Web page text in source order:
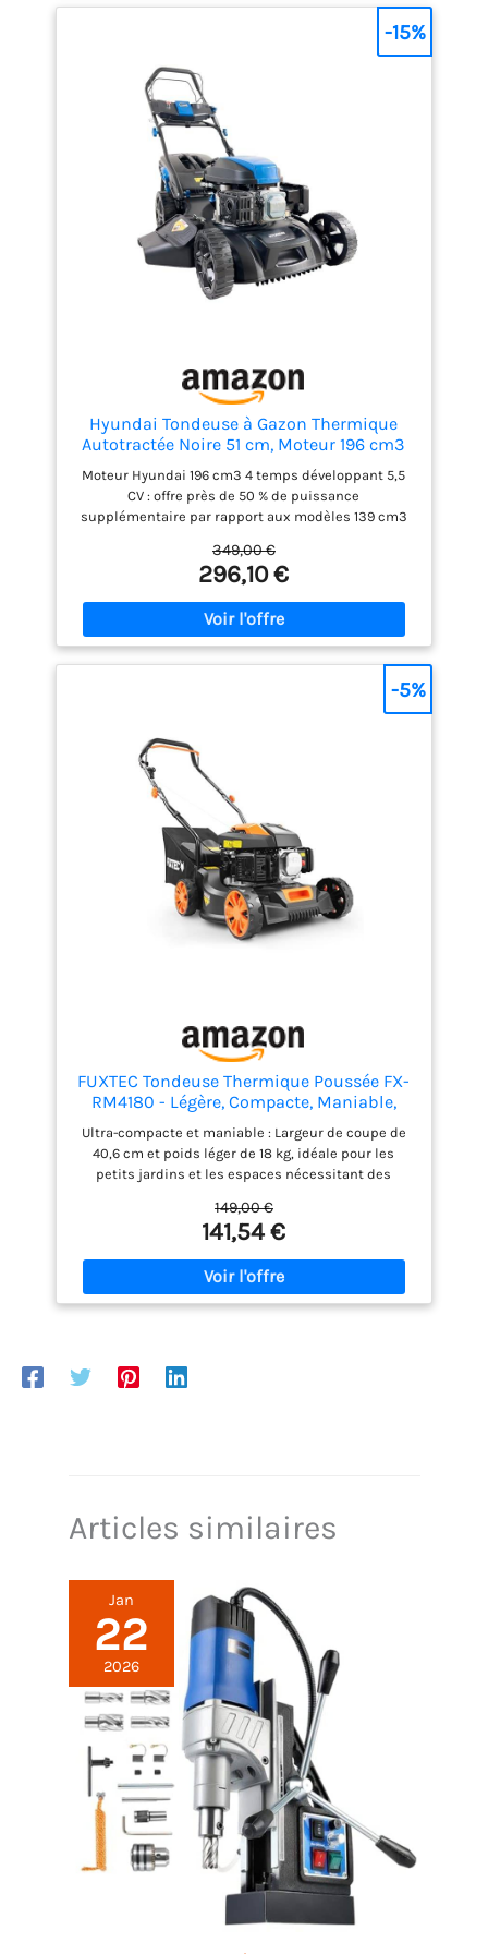
ramassage dans le bac, l'éjection arrière ou
l'éjection latérale selon les conditions de tonte
Carter de coupe en acier robuste de 43 cm : conçu
pour offrir une excellente durabilité tout en
couvrant efficacement les petits et moyens jardins
Bac de ramassage 40 L et 6 hauteurs de coupe
réglables de 25 à 75 mm : adaptez facilement la
finition de votre pelouse tout au long de l'année
Garantie Hyundai 3 ans pour usage domestique et 1
an pour usage professionnel pour une tranquillité
d'esprit totale
Hyundai Tondeuse à Gazon Thermique
Autotractée Noire 51 cm, Moteur 196 cm3
5,5 CV, Bac 60 L, Coupe 4-en-1 Mulching,
Garantie 3 Ans - HYM20200SPX-EU
Moteur Hyundai 196 cm3 4 temps développant 5,5
CV : offre près de 50 % de puissance
supplémentaire par rapport aux modèles 139 cm3
pelouses exigeantes et les grandes surfaces
Système autotracté à traction arrière : la tondeuse
avance seule pour réduire l'effort de poussée et
rendre la tonte plus confortable sur les grands
jardins et les terrains légèrement en pente Largeur
de coupe de 51 cm : couvrez davantage de terrain à
chaque passage et réduisez considérablement le
temps de tonte sur les pelouses de taille moyenne
choisissez entre le mulching, le ramassage dans le
bac, l'éjection arrière ou l'éjection latérale selon les
conditions de tonte et la hauteur de l'herbe Bac de
ramassage grande capacité de 60 L et carter en
acier robuste : moins d'interruptions pour le vidage,
excellente durabilité et performances fiables
saison après saison Garantie Hyundai 3 ans pour
usage domestique et 1 an pour usage professionnel
pour une tranquillité d'esprit totale
349,00 €
296,10 €
-15%
FUXTEC Tondeuse Thermique Poussée FX-
RM4180 - Légère, Compacte, Maniable,
Bon Rapport Qualité-Prix - Largeur de
Coupe 40,6cm - bac de ramassage 45L
Ultra-compacte et maniable : Largeur de coupe de
40,6 cm et poids léger de 18 kg, idéale pour les
petits jardins et les espaces nécessitant des
moteur 4 temps OHV de 80 cm³, développant
1300W, cette tondeuse est parfaite pour entretenir
efficacement les petites surfaces et les pelouses
planes. Robuste et légère : Carrosserie en plastique
noir mat ultraléger, durable et facile à manipuler.
permettant d’ajuster la tonte selon la nature de
149,00 €
141,54 €
-5%
Articles similaires
Jan
22
2026